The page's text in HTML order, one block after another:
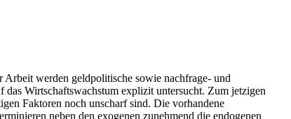
werden geldpolitische sowie nachfrage- und
Wirtschaftswachstum explizit untersucht. Zum jetzigen
Faktoren noch unscharf sind. Die vorhandene
neben den exogenen zunehmend die endogenen